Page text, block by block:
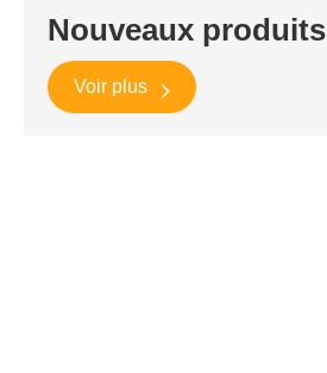
Nouveaux produits
Voir plus